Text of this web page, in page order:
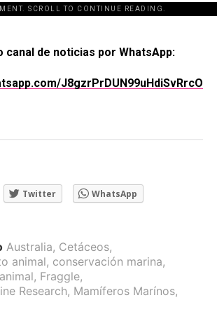
SCROLL TO CONTINUE READING.
id="243463"]
canal de noticias por WhatsApp:
J8gzrPrDUN99uHdiSvRrcO
Twitter WhatsApp
Australia, Cetáceos,
animal, conservación marina,
, Fraggle,
Research, Mamíferos Marínos,